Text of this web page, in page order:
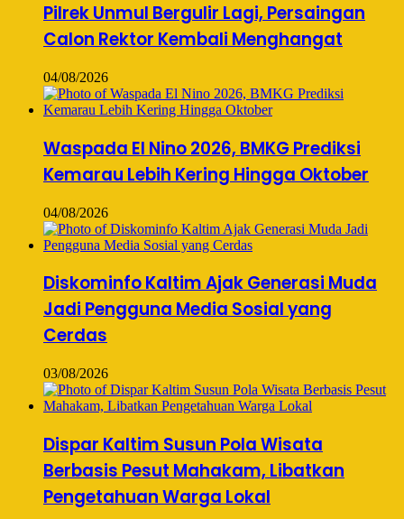
Pilrek Unmul Bergulir Lagi, Persaingan
Calon Rektor Kembali Menghangat
04/08/2026
Waspada El Nino 2026, BMKG Prediksi
Kemarau Lebih Kering Hingga Oktober
04/08/2026
Diskominfo Kaltim Ajak Generasi Muda
Jadi Pengguna Media Sosial yang
Cerdas
03/08/2026
Dispar Kaltim Susun Pola Wisata
Berbasis Pesut Mahakam, Libatkan
Pengetahuan Warga Lokal